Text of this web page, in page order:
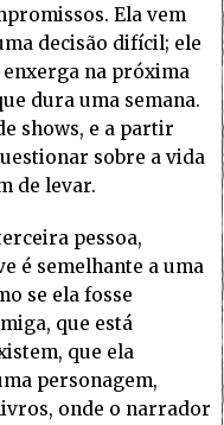
Ela vem
decisão difícil; ele
na próxima
dura uma semana.
shows, e a partir
sobre a vida
de levar.
pessoa,
é semelhante a uma
se ela fosse
que está
que ela
personagem,
onde o narrador